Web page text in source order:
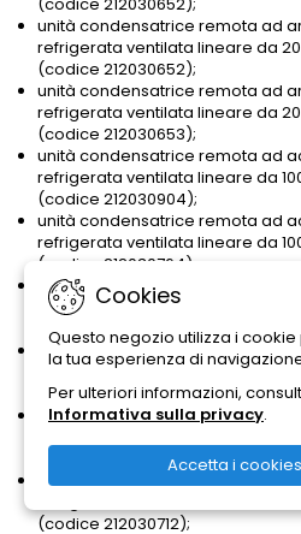
(codice 212030652);
unità condensatrice remota ad
refrigerata ventilata lineare da
(codice 212030652);
unità condensatrice remota ad
refrigerata ventilata lineare da
(codice 212030653);
unità condensatrice remota ad
refrigerata ventilata lineare da
(codice 212030904);
unità condensatrice remota ad
refrigerata ventilata lineare da
(codice 212030764);
unità condensatrice remota ad
refrigerata ventilata lineare da
(codice 212030764);
unità condensatrice remota ad
refrigerata ventilata lineare da
(codice 212030711);
unità condensatrice remota ad
refrigerata ventilata lineare da
(codice 212030711);
unità condensatrice remota ad
refrigerata ventilata lineare da
(codice 212030712);
Cookies
Questo negozio utilizza i
la tua esperienza di
Per ulteriori informazioni,
Informativa sulla privacy.
Accetta i cookies